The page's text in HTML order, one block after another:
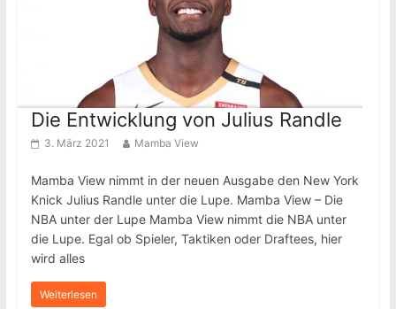
Die Entwicklung von Julius Randle
3. März 2021 Mamba View
Mamba View nimmt in der neuen Ausgabe den New York
Knick Julius Randle unter die Lupe. Mamba View – Die
NBA unter der Lupe Mamba View nimmt die NBA unter
die Lupe. Egal ob Spieler, Taktiken oder Draftees, hier
wird alles
Weiterlesen